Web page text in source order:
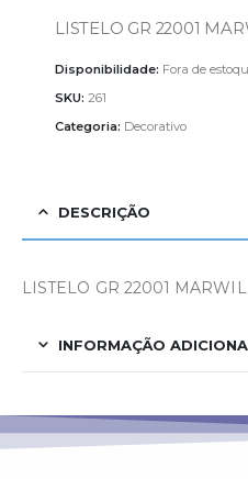
LISTELO GR 22001
Disponibilidade: Fora de
SKU: 261
Categoria: Decorativo
DESCRIÇÃO
LISTELO GR 22001 MARWIL
INFORMAÇÃO